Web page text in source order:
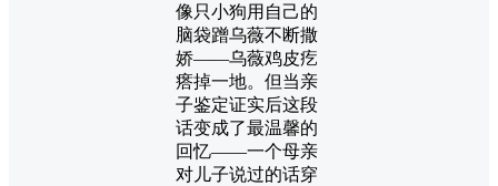
像只小狗用自己的
脑袋蹭乌薇不断撒
娇——乌薇鸡皮疙
瘩掉一地。但当亲
子鉴定证实后这段
话变成了最温馨的
回忆——一个母亲
对儿子说过的话穿